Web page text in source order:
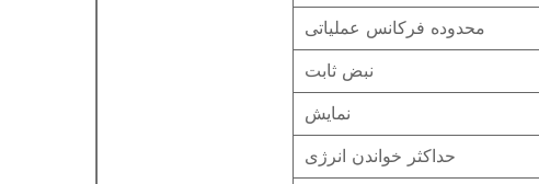
محدوده فرکانس عملیاتی
نبض ثابت
نمایش
حداکثر خواندن انرژی